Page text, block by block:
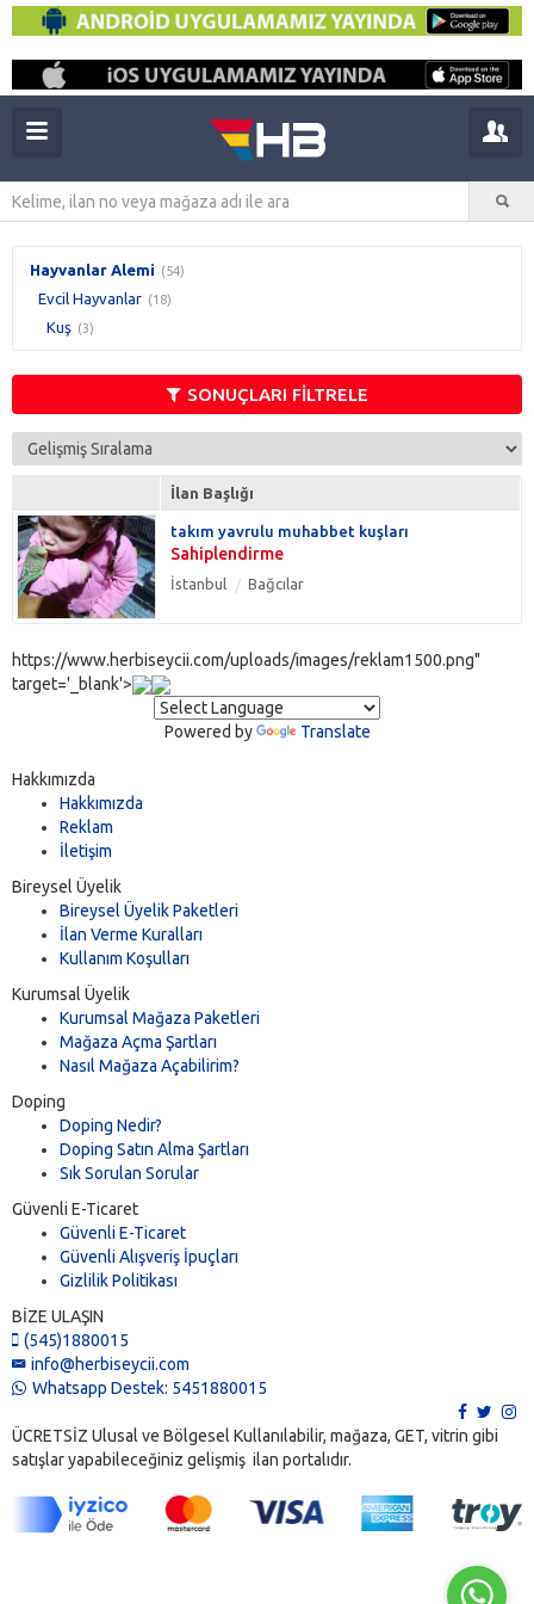
Hayvanlar Alemi (54)
Evcil Hayvanlar (18)
Kuş (3)
SONUÇLARI FİLTRELE
İlan Başlığı
takım yavrulu muhabbet kuşları
Sahiplendirme
İstanbul Bağcılar
https://www.herbiseycii.com/uploads/images/reklam1500.png"
target='_blank'>
Powered by Translate
Hakkımızda
Hakkımızda
Reklam
İletişim
Bireysel Üyelik
Bireysel Üyelik Paketleri
İlan Verme Kuralları
Kullanım Koşulları
Kurumsal Üyelik
Kurumsal Mağaza Paketleri
Mağaza Açma Şartları
Nasıl Mağaza Açabilirim?
Doping
Doping Nedir?
Doping Satın Alma Şartları
Sık Sorulan Sorular
Güvenli E-Ticaret
Güvenli E-Ticaret
Güvenli Alışveriş İpuçları
Gizlilik Politikası
BİZE ULAŞIN
(545)1880015
info@herbiseycii.com
Whatsapp Destek: 5451880015
ÜCRETSİZ Ulusal ve Bölgesel Kullanılabilir, mağaza, GET, vitrin gibi
satışlar yapabileceğiniz gelişmiş ilan portalıdır.